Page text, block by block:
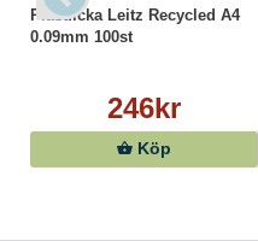
Plastficka Leitz Recycled A4
0.09mm 100st
246kr
Köp